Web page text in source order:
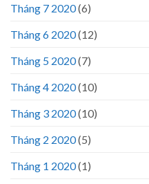
Tháng 7 2020(6)
Tháng 6 2020(12)
Tháng 5 2020(7)
Tháng 4 2020(10)
Tháng 3 2020(10)
Tháng 2 2020(5)
Tháng 1 2020(1)